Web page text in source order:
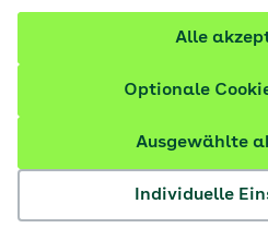
Individuelle
Ausgewählte
Optionale
Alle